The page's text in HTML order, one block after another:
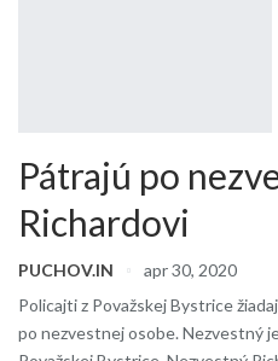
Pátrajú po
Richardovi
PUCHOV.IN apr 30, 2020
Policajti z Považskej Bystrice
po nezvestnej osobe. Nezvestný